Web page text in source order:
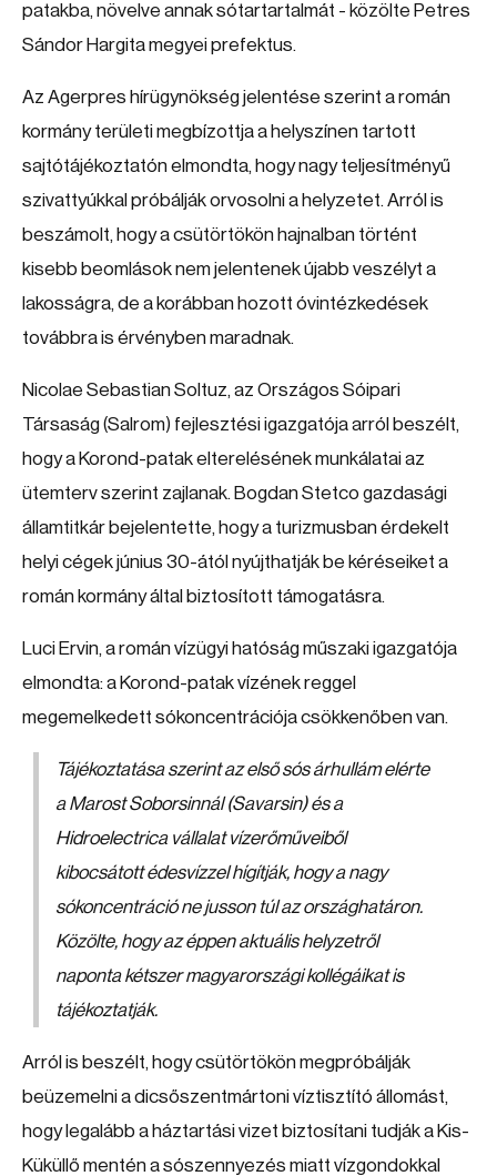
patakba, növelve annak sótartartalmát - közölte Petres
Sándor Hargita megyei prefektus.
Az Agerpres hírügynökség jelentése szerint a román
kormány területi megbízottja a helyszínen tartott
sajtótájékoztatón elmondta, hogy nagy teljesítményű
szivattyúkkal próbálják orvosolni a helyzetet. Arról is
beszámolt, hogy a csütörtökön hajnalban történt
kisebb beomlások nem jelentenek újabb veszélyt a
lakosságra, de a korábban hozott óvintézkedések
továbbra is érvényben maradnak.
Nicolae Sebastian Soltuz, az Országos Sóipari
Társaság (Salrom) fejlesztési igazgatója arról beszélt,
hogy a Korond-patak elterelésének munkálatai az
ütemterv szerint zajlanak. Bogdan Stetco gazdasági
államtitkár bejelentette, hogy a turizmusban érdekelt
helyi cégek június 30-ától nyújthatják be kéréseiket a
román kormány által biztosított támogatásra.
Luci Ervin, a román vízügyi hatóság műszaki igazgatója
elmondta: a Korond-patak vízének reggel
megemelkedett sókoncentrációja csökkenőben van.
Tájékoztatása szerint az első sós árhullám elérte
a Marost Soborsinnál (Savarsin) és a
Hidroelectrica vállalat vízerőműveiből
kibocsátott édesvízzel hígítják, hogy a nagy
sókoncentráció ne jusson túl az országhatáron.
Közölte, hogy az éppen aktuális helyzetről
naponta kétszer magyarországi kollégáikat is
tájékoztatják.
Arról is beszélt, hogy csütörtökön megpróbálják
beüzemelni a dicsőszentmártoni víztisztító állomást,
hogy legalább a háztartási vizet biztosítani tudják a Kis-
Küküllő mentén a sószennyezés miatt vízgondokkal